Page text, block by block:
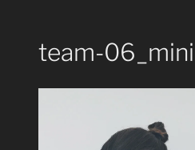
team-06_mini